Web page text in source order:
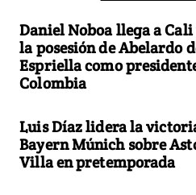
Daniel Noboa llega a
la posesión de Abelardo
Espriella como
Colombia
Luis Díaz lidera la
Bayern Múnich sobre
Villa en pretemporada